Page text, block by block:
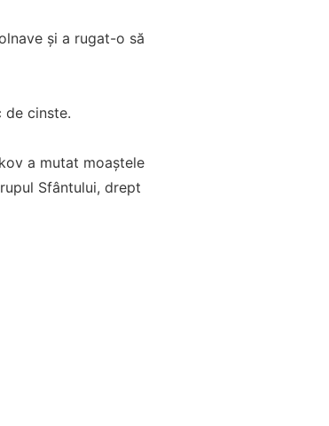
și a rugat-o să
de cinste.
a mutat moaștele
Sfântului, drept